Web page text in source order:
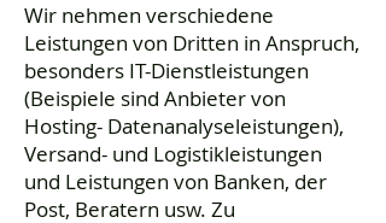
Wir nehmen verschiedene
Leistungen von Dritten in Anspruch,
besonders IT-Dienstleistungen
(Beispiele sind Anbieter von
Hosting- Datenanalyseleistungen),
Versand- und Logistikleistungen
und Leistungen von Banken, der
Post, Beratern usw. Zu